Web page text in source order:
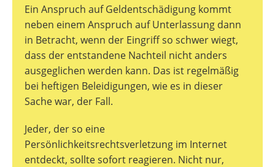
Ein Anspruch auf Geldentschädigung kommt
neben einem Anspruch auf Unterlassung dann
in Betracht, wenn der Eingriff so schwer wiegt,
dass der entstandene Nachteil nicht anders
ausgeglichen werden kann. Das ist regelmäßig
bei heftigen Beleidigungen, wie es in dieser
Sache war, der Fall.
Jeder, der so eine
Persönlichkeitsrechtsverletzung im Internet
entdeckt, sollte sofort reagieren. Nicht nur,